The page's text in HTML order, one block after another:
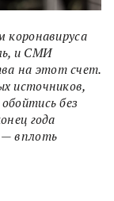
и СМИ
на этот счет.
источников,
без
года
— вплоть